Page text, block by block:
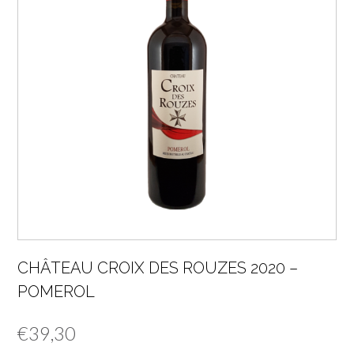
CHÂTEAU CROIX DES ROUZES 2020 –
POMEROL
€39,30